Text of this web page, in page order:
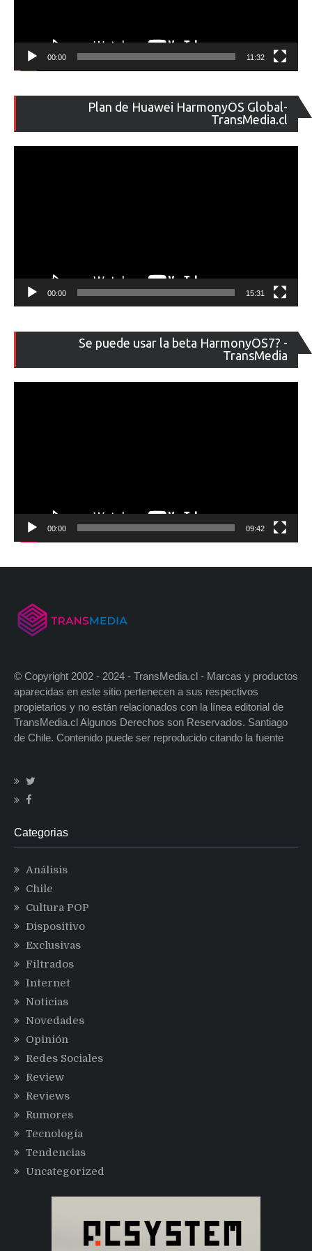
00:00 11:32
Plan de Huawei HarmonyOS Global-
TransMedia.cl
de
00:00 15:31
Se puede usar la beta HarmonyOS7? -
TransMedia
de
00:00 09:42
© Copyright 2002 - 2024 - TransMedia.cl - Marcas y productos
aparecidas en este sitio pertenecen a sus respectivos
propietarios y no están relacionados con la línea editorial de
TransMedia.cl Algunos Derechos son Reservados. Santiago
de Chile. Contenido puede ser reproducido citando la fuente
Categorias
Análisis
Chile
Cultura POP
Dispositivo
Exclusivas
Filtrados
Internet
Noticias
Novedades
Opinión
Redes Sociales
Review
Reviews
Rumores
Tecnología
Tendencias
Uncategorized